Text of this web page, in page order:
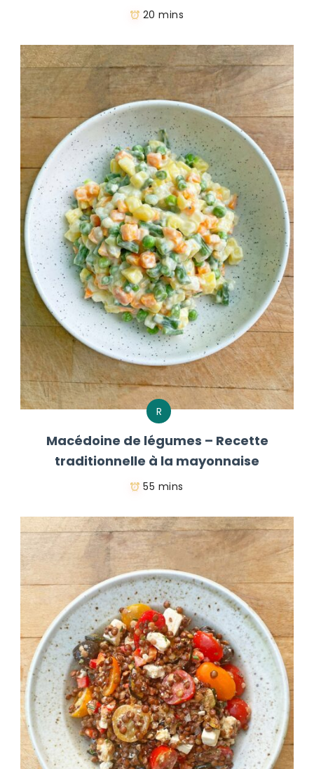
20 mins
R
Macédoine de légumes – Recette
traditionnelle à la mayonnaise
55 mins